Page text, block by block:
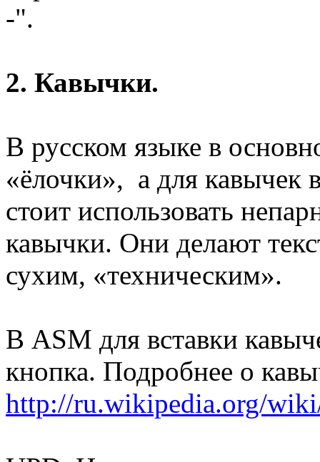
-".
2. Кавычки.
В русском языке в
«ёлочки», а для кавычек
стоит использовать
кавычки. Они делают
сухим, «техническим».
В ASM для вставки
кнопка. Подробнее о
http://ru.wikipedia.org/